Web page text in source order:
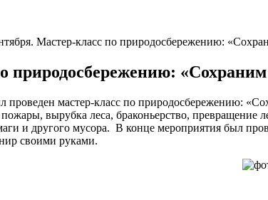
Мастер-класс по природосбережению:
природосбережению:
проведен мастер-класс по природосбережению:
вырубка леса, браконьерство, превращение
и другого мусора. В конце мероприятия был
своими руками.